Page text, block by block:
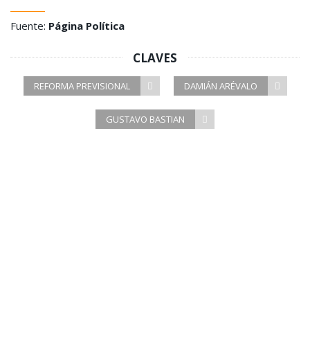
Fuente: Página Política
CLAVES
REFORMA PREVISIONAL DAMIÁN ARÉVALO
GUSTAVO BASTIAN